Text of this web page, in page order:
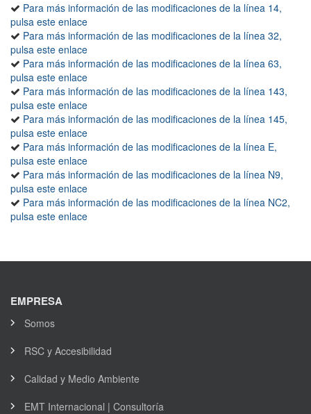
Para más información de las modificaciones de la línea 14,
pulsa este enlace
Para más información de las modificaciones de la línea 32,
pulsa este enlace
Para más información de las modificaciones de la línea 63,
pulsa este enlace
Para más información de las modificaciones de la línea 143,
pulsa este enlace
Para más información de las modificaciones de la línea 145,
pulsa este enlace
Para más información de las modificaciones de la línea E,
pulsa este enlace
Para más información de las modificaciones de la línea N9,
pulsa este enlace
Para más información de las modificaciones de la línea NC2,
pulsa este enlace
EMPRESA
Somos
RSC y Accesibilidad
Calidad y Medio Ambiente
EMT Internacional | Consultoría